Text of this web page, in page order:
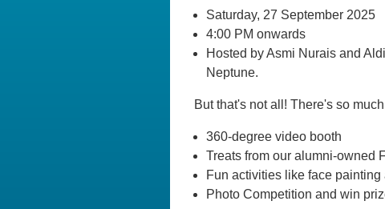
Saturday, 27 September 2025
4:00 PM onwards
Hosted by Asmi Nurais and
Neptune.
But that's not all! There's so
360-degree video booth
Treats from our alumni-owned
Fun activities like face
Photo Competition and win